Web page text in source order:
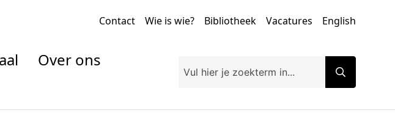
Contact Wie is wie? Bibliotheek Vacatures English
Over ons